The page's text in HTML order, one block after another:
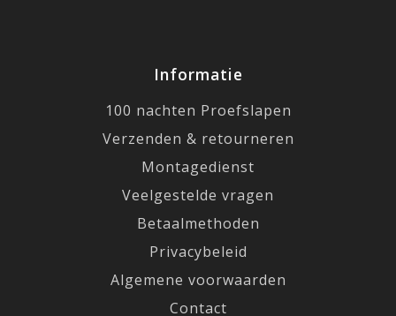
Informatie
100 nachten Proefslapen
Verzenden & retourneren
Montagedienst
Veelgestelde vragen
Betaalmethoden
Privacybeleid
Algemene voorwaarden
Contact